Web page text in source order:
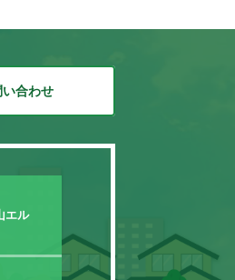
い合わせ
エル